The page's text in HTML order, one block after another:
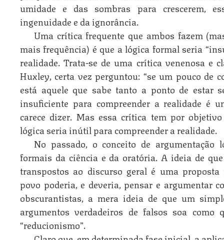
umidade e das sombras para crescerem,
ingenuidade e da ignorância.
Uma crítica frequente que ambos fazem
mais frequência) é que a lógica formal seria
realidade. Trata-se de uma crítica venenosa e
Huxley, certa vez perguntou: “se um pouco de
está aquele que sabe tanto a ponto de estar
insuficiente para compreender a realidade é
carece dizer. Mas essa crítica tem por
lógica seria inútil para compreender a realidade.
No passado, o conceito de
formais da ciência e da oratória. A ideia de
transpostos ao discurso geral é uma
povo poderia, e deveria, pensar e argumentar
obscurantistas, a mera ideia de que um
argumentos verdadeiros de falsos soa como
“reducionismo”.